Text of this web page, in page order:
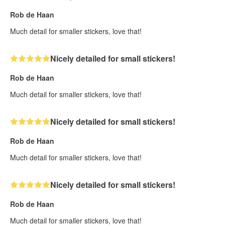
Rob de Haan
Much detail for smaller stickers, love that!
Nicely detailed for small stickers!
Rob de Haan
Much detail for smaller stickers, love that!
Nicely detailed for small stickers!
Rob de Haan
Much detail for smaller stickers, love that!
Nicely detailed for small stickers!
Rob de Haan
Much detail for smaller stickers, love that!